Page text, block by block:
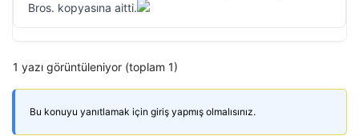
Bros. kopyasına aitti.
1 yazı görüntüleniyor (toplam 1)
Bu konuyu yanıtlamak için giriş yapmış olmalısınız.